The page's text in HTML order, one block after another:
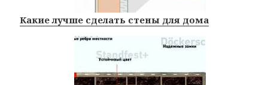
Какие лучше сделать стены для дома